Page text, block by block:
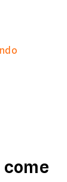
come